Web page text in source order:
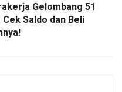
Gelombang 51
Saldo dan Beli